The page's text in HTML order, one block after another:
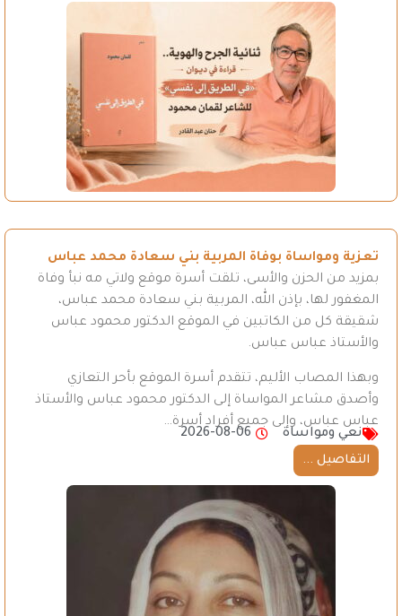
تعزية ومواساة بوفاة المربية بني سعادة محمد عباس
بمزيد من الحزن والأسى، تلقت أسرة موقع ولاتي مه نبأ وفاة
المغفور لها، بإذن الله، المربية بني سعادة محمد عباس،
شقيقة كل من الكاتبين في الموقع الدكتور محمود عباس
والأستاذ عباس عباس.
وبهذا المصاب الأليم، تتقدم أسرة الموقع بأحر التعازي
وأصدق مشاعر المواساة إلى الدكتور محمود عباس والأستاذ
عباس عباس، وإلى جميع أفراد أسرة…
نعي ومواساة
2026-08-06
التفاصيل ...